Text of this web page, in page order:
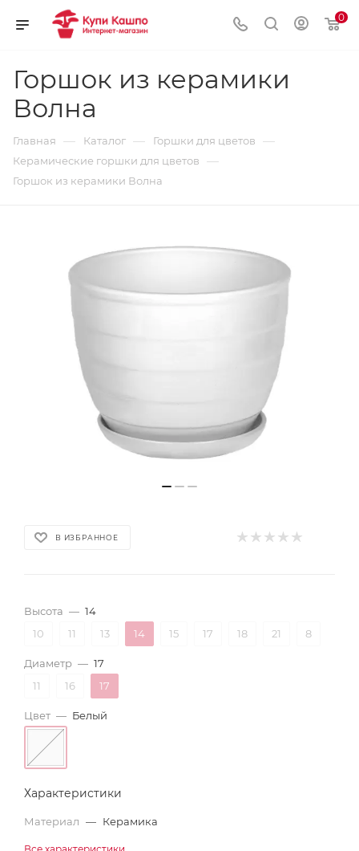
0
Горшок из керамики
Волна
Главная — Каталог — Горшки для цветов —
Керамические горшки для цветов —
Горшок из керамики Волна
В ИЗБРАННОЕ
Высота — 14
10
11 13 14 15 17 18 21 8
Диаметр — 17
11
16 17
Цвет — Белый
Характеристики
Материал — Керамика